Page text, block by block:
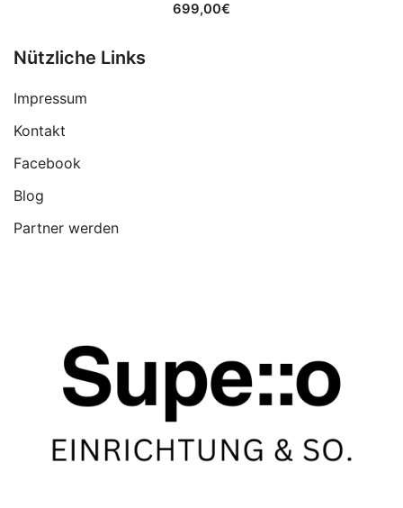
699,00€
Nützliche Links
Impressum
Kontakt
Facebook
Blog
Partner werden